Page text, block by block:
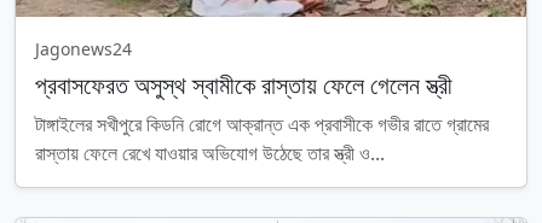
Jagonews24
প্রবাসফেরত অসুস্থ স্বামীকে রাস্তায় ফেলে গেলেন স্ত্রী
টাঙ্গাইলের সখীপুরে কিডনি রোগে আক্রান্ত এক প্রবাসীকে গভীর রাতে গ্রামের
রাস্তায় ফেলে রেখে যাওয়ার অভিযোগ উঠেছে তার স্ত্রী ও...